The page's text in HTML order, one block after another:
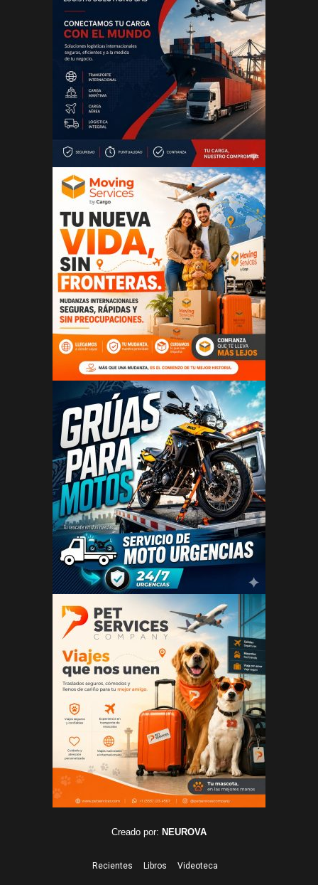
Creado por: NEUROVA
Recientes Libros Videoteca